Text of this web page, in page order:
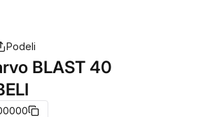
Podeli
BLAST 40